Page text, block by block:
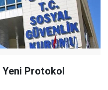
Yeni Protokol